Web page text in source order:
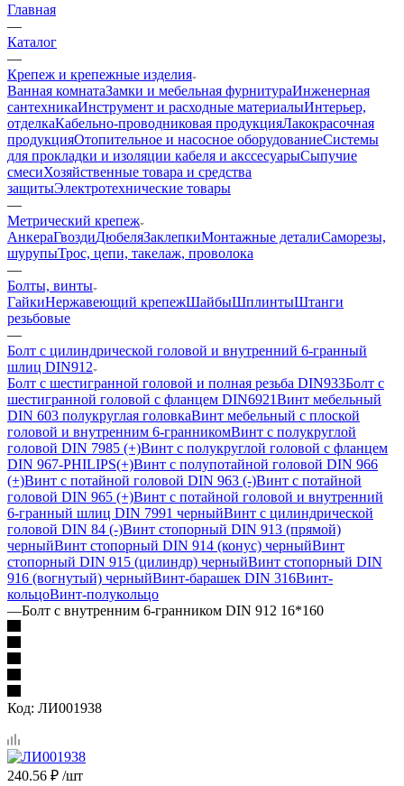
Главная
—
Каталог
—
Крепеж и крепежные изделия
Ванная комнатаЗамки и мебельная фурнитураИнженерная
сантехникаИнструмент и расходные материалыИнтерьер,
отделкаКабельно-проводниковая продукцияЛакокрасочная
продукцияОтопительное и насосное оборудованиеСистемы
для прокладки и изоляции кабеля и акссесуарыСыпучие
смесиХозяйственные товара и средства
защитыЭлектротехнические товары
—
Метрический крепеж
АнкераГвоздиДюбеляЗаклепкиМонтажные деталиСаморезы,
шурупыТрос, цепи, такелаж, проволока
—
Болты, винты
ГайкиНержавеющий крепежШайбыШплинтыШтанги
резьбовые
—
Болт с цилиндрической головой и внутренний 6-гранный
шлиц DIN912
Болт с шестигранной головой и полная резьба DIN933Болт с
шестигранной головой с фланцем DIN6921Винт мебельный
DIN 603 полукруглая головкаВинт мебельный с плоской
головой и внутренним 6-гранникомВинт с полукруглой
головой DIN 7985 (+)Винт с полукруглой головой с фланцем
DIN 967-PHILIPS(+)Винт с полупотайной головой DIN 966
(+)Винт с потайной головой DIN 963 (-)Винт с потайной
головой DIN 965 (+)Винт с потайной головой и внутренний
6-гранный шлиц DIN 7991 черныйВинт с цилиндрической
головой DIN 84 (-)Винт стопорный DIN 913 (прямой)
черныйВинт стопорный DIN 914 (конус) черныйВинт
стопорный DIN 915 (цилиндр) черныйВинт стопорный DIN
916 (вогнутый) черныйВинт-барашек DIN 316Винт-
кольцоВинт-полукольцо
—Болт с внутренним 6-гранником DIN 912 16*160
Код: ЛИ001938
240.56 ₽ /шт